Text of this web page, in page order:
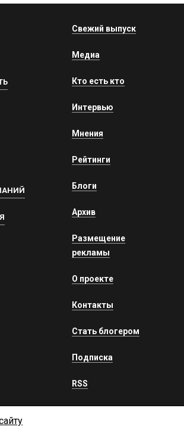
Свежий выпуск
Медиа
Кто есть кто
Интервью
Мнения
Рейтинги
Блоги
Архив
Размещение
рекламы
О проекте
Контакты
Стать блогером
Подписка
RSS